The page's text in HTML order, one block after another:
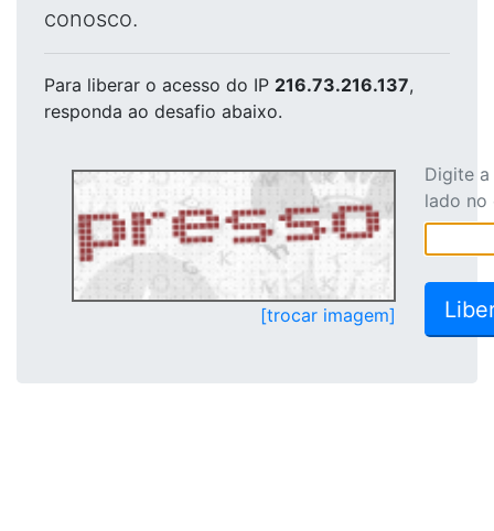
conosco.
Para liberar o acesso do IP 216.73.216.137,
responda ao desafio abaixo.
[trocar imagem]
Digite
lado no